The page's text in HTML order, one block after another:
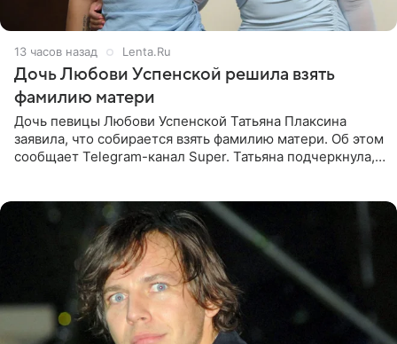
13 часов назад Lenta.Ru
Дочь Любови Успенской решила взять
фамилию матери
Дочь певицы Любови Успенской Татьяна Плаксина
заявила, что собирается взять фамилию матери. Об этом
сообщает Telegram-канал Super. Татьяна подчеркнула,